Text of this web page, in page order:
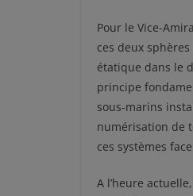
Pour le Vice-
ces deux
étatique dans le
principe
sous-marins
numérisation de
ces systèmes
A l’heure